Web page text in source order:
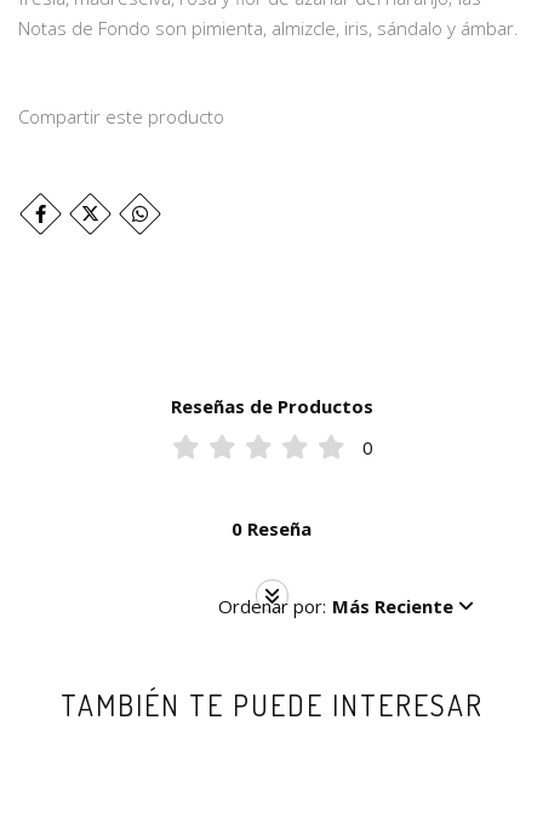
Notas de Fondo son pimienta, almizcle, iris, sándalo y ámbar.
Compartir este producto
Reseñas de Productos
0
0 Reseña
Ordenar por: Más Reciente
TAMBIÉN TE PUEDE INTERESAR